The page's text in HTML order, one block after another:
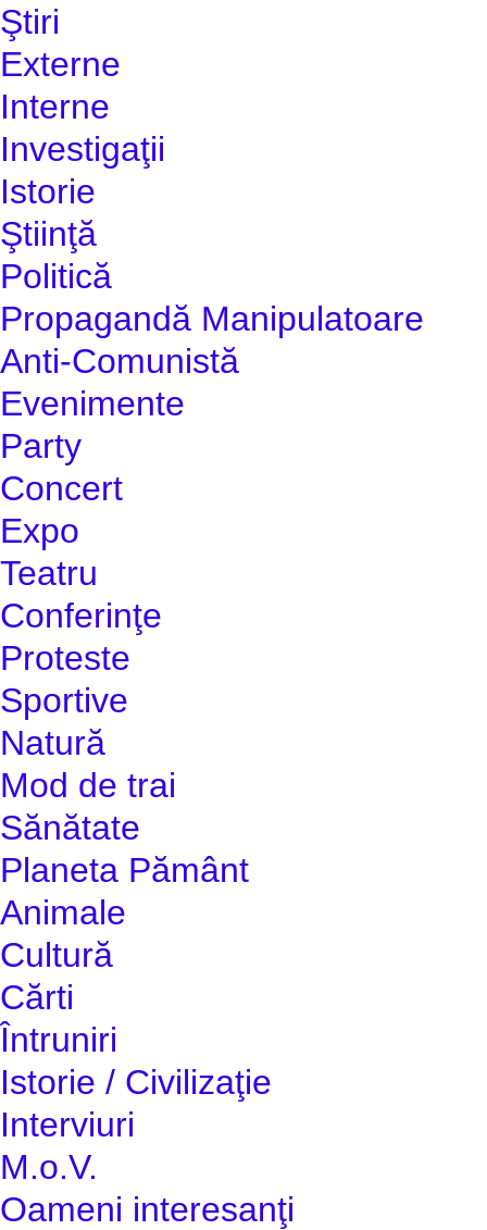
Ştiri
Externe
Interne
Investigaţii
Istorie
Ştiinţă
Politică
Propagandă Manipulatoare
Anti-Comunistă
Evenimente
Party
Concert
Expo
Teatru
Conferinţe
Proteste
Sportive
Natură
Mod de trai
Sănătate
Planeta Pământ
Animale
Cultură
Cărti
Întruniri
Istorie / Civilizaţie
Interviuri
M.o.V.
Oameni interesanţi